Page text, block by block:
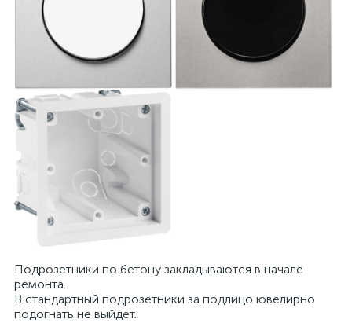
Подрозетники по бетону закладываются в начале
ремонта.
В стандартный подрозетники за подлицо ювелирно
подогнать не выйдет.